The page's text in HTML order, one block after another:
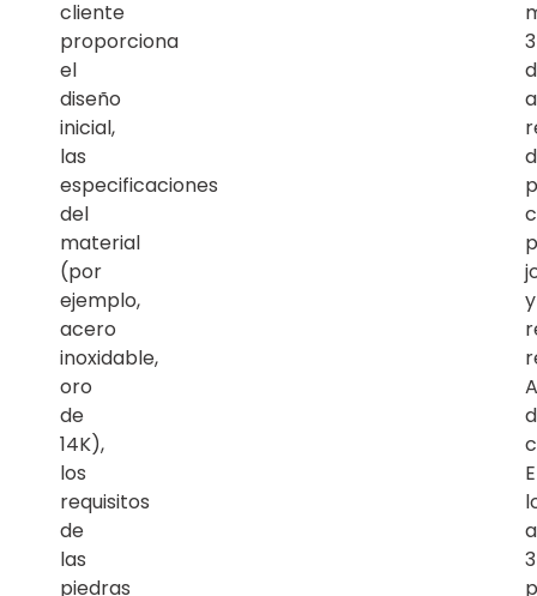
cliente
proporciona
el
diseño
inicial,
las
especificaciones
del
material
(por
ejemplo,
acero
inoxidable,
oro
de
14K),
los
requisitos
de
las
piedras
y